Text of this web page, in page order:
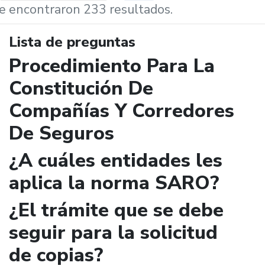
encontraron 233 resultados.
Lista de preguntas
Procedimiento Para La
Constitución De
Compañías Y Corredores
De Seguros
¿A cuáles entidades les
aplica la norma SARO?
¿El trámite que se debe
seguir para la solicitud
de copias?